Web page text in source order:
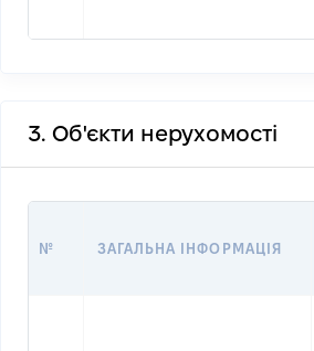
3. Об'єкти нерухомості
№ ЗАГАЛЬНА ІНФОРМАЦІЯ